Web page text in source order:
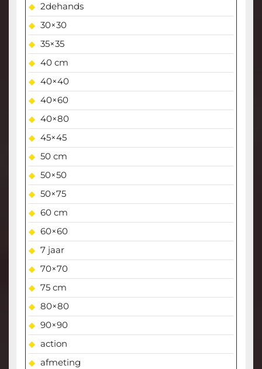
2dehands
30×30
35×35
40 cm
40×40
40×60
40×80
45×45
50 cm
50×50
50×75
60 cm
60×60
7 jaar
70×70
75 cm
80×80
90×90
action
afmeting